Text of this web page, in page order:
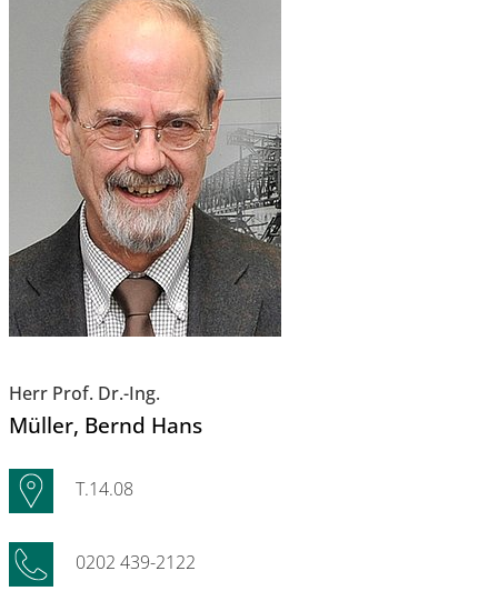
Herr Prof. Dr.-Ing.
Müller, Bernd Hans
T.14.08
0202 439-2122